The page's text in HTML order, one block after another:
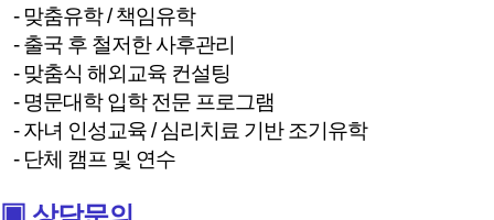
- 맞춤유학 / 책임유학
- 출국 후 철저한 사후관리
- 맞춤식 해외교육 컨설팅
- 명문대학 입학 전문 프로그램
- 자녀 인성교육 / 심리치료 기반 조기유학
- 단체 캠프 및 연수